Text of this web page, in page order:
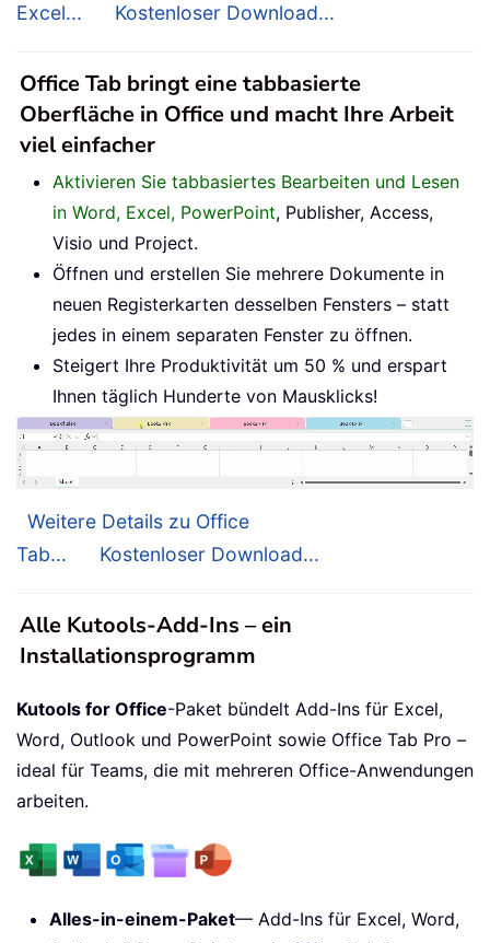
Excel...
Kostenloser Download...
Office Tab bringt eine tabbasierte
Oberfläche in Office und macht Ihre Arbeit
viel einfacher
Aktivieren Sie tabbasiertes Bearbeiten und Lesen
in Word, Excel, PowerPoint, Publisher, Access,
Visio und Project.
Öffnen und erstellen Sie mehrere Dokumente in
neuen Registerkarten desselben Fensters – statt
jedes in einem separaten Fenster zu öffnen.
Steigert Ihre Produktivität um 50 % und erspart
Ihnen täglich Hunderte von Mausklicks!
Weitere Details zu Office
Tab...
Kostenloser Download...
Alle Kutools-Add-Ins – ein
Installationsprogramm
Kutools for Office-Paket bündelt Add-Ins für Excel,
Word, Outlook und PowerPoint sowie Office Tab Pro –
ideal für Teams, die mit mehreren Office-Anwendungen
arbeiten.
Alles-in-einem-Paket— Add-Ins für Excel, Word,